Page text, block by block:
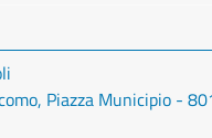
Piazza Municipio -